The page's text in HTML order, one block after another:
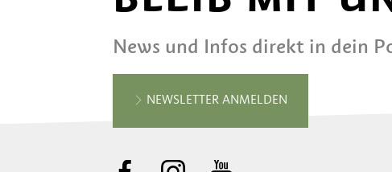
News und Infos direkt in dein
NEWSLETTER ANMELDEN